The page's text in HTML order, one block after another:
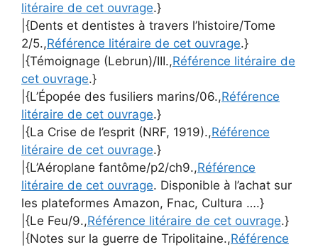
litéraire de cet ouvrage.}
|{Dents et dentistes à travers l’histoire/Tome
2/5.,Référence litéraire de cet ouvrage.}
|{Témoignage (Lebrun)/III.,Référence litéraire de
cet ouvrage.}
|{L’Épopée des fusiliers marins/06.,Référence
litéraire de cet ouvrage.}
|{La Crise de l’esprit (NRF, 1919).,Référence
litéraire de cet ouvrage.}
|{L’Aéroplane fantôme/p2/ch9.,Référence
litéraire de cet ouvrage. Disponible à l’achat sur
les plateformes Amazon, Fnac, Cultura ….}
|{Le Feu/9.,Référence litéraire de cet ouvrage.}
|{Notes sur la guerre de Tripolitaine.,Référence